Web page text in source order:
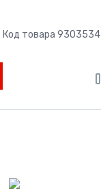
Код товара 9303534